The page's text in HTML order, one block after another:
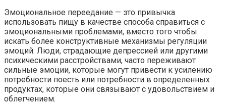
Эмоциональное переедание — это привычка
использовать пищу в качестве способа справиться с
эмоциональными проблемами, вместо того чтобы
искать более конструктивные механизмы регуляции
эмоций. Люди, страдающие депрессией или другими
психическими расстройствами, часто переживают
сильные эмоции, которые могут привести к усилению
потребности поесть или потребности в определенных
продуктах, которые они связывают с удовольствием и
облегчением.